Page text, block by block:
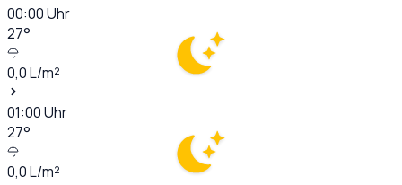
00:00Uhr
27°
0,0L/m²
01:00Uhr
27°
0,0L/m²